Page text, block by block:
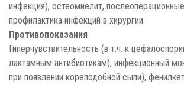
инфекция), остеомиелит,
профилактика инфекций в хирургии.
Противопоказания
Гиперчувствительность (в т.ч. к
лактамным антибиотикам), инфекционный
при появлении кореподобной сыпи),